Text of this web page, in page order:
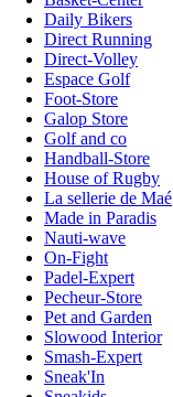
Daily Bikers
Direct Running
Direct-Volley
Espace Golf
Foot-Store
Galop Store
Golf and co
Handball-Store
House of Rugby
La sellerie de Maé
Made in Paradis
Nauti-wave
On-Fight
Padel-Expert
Pecheur-Store
Pet and Garden
Slowood Interior
Smash-Expert
Sneak'In